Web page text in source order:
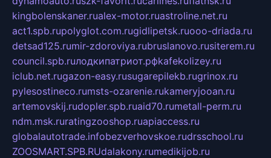
kingbolenskaner.rualex-motor.ruastroline.net.ru
act1.spb.rupolyglot.com.rugidlipetsk.ruooo-driada.ru
detsad125.rumir-zdoroviya.rubruslanovo.rusiterem.ru
council.spb.ruлодкипатриот.рфkafekolizey.ru
iclub.net.rugazon-easy.rusugarepilekb.rugrinox.ru
pylesostineco.rumsts-ozarenie.rukameryjooan.ru
artemovskij.rudopler.spb.ruaid70.rumetall-perm.ru
ndm.msk.ruratingzooshop.ruapiaccess.ru
globalautotrade.infobezverhovskoe.rudrsschool.ru
ZOOSMART.SPB.RUdalakony.rumedikijob.ru